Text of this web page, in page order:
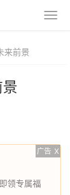
来前景
广告 X
领专属福